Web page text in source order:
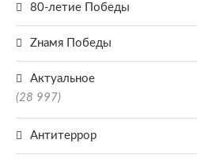
80-летие Победы
Zнамя Победы
Актуальное
(28 997)
Антитеррор